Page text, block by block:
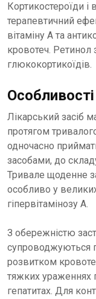
Кортикостероїди
терапевтичний
вітаміну А та
кровотеч. Ретинол
глюкокортикоїдів.
Лікарський засіб
протягом
одночасно
засобами, до
Тривале щоденне
особливо у
гіпервітамінозу А.
З обережністю
супроводжуються
розвитком
тяжких ураженнях
гепатитах. Для